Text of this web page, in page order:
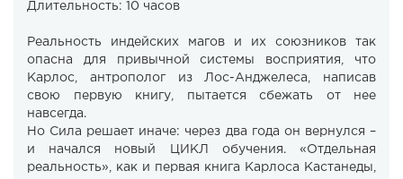
Длительность: 10 часов
Реальность индейских магов и их союзников так
опасна для привычной системы восприятия, что
Карлос, антрополог из Лос-Анджелеса, написав
свою первую книгу, пытается сбежать от нее
навсегда.
Но Сила решает иначе: через два года он вернулся –
и начался новый ЦИКЛ обучения. «Отдельная
реальность», как и первая книга Карлоса Кастанеды,